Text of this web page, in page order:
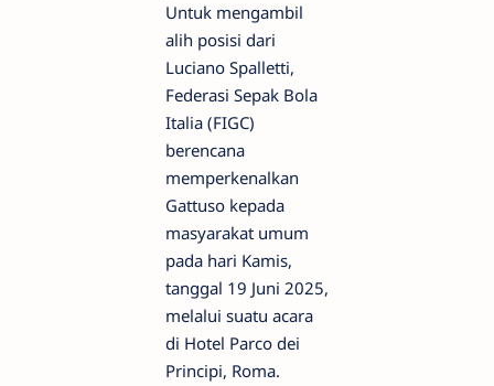
Untuk mengambil
alih posisi dari
Luciano Spalletti,
Federasi Sepak Bola
Italia (FIGC)
berencana
memperkenalkan
Gattuso kepada
masyarakat umum
pada hari Kamis,
tanggal 19 Juni 2025,
melalui suatu acara
di Hotel Parco dei
Principi, Roma.